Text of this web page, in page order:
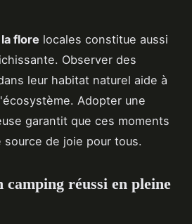
flore locales constitue aussi
Observer des
leur habitat naturel aide à
Adopter une
garantit que ces moments
de joie pour tous.
camping réussi en pleine